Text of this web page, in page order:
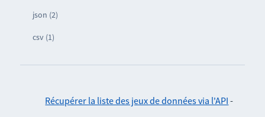
json (2)
csv (1)
Récupérer la liste des jeux de données via l'API -